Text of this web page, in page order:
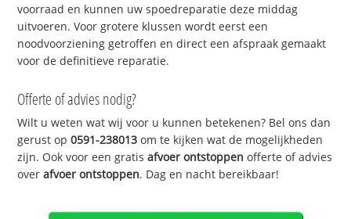
voorraad en kunnen uw spoedreparatie deze middag
uitvoeren. Voor grotere klussen wordt eerst een
noodvoorziening getroffen en direct een afspraak gemaakt
voor de definitieve reparatie.
Offerte of advies nodig?
Wilt u weten wat wij voor u kunnen betekenen? Bel ons dan
gerust op0591-238013 om te kijken wat de mogelijkheden
zijn. Ook voor een gratisafvoer ontstoppen offerte of advies
overafvoer ontstoppen. Dag en nacht bereikbaar!